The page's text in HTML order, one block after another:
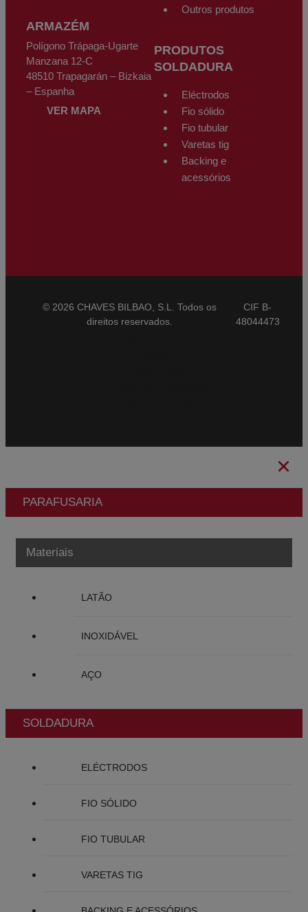
ARMAZÉM
Polígono Trápaga-Ugarte
Manzana 12-C
48510 Trapagarán – Bizkaia
– Espanha
VER MAPA
Outros produtos
PRODUTOS
SOLDADURA
Eléctrodos
Fio sólido
Fio tubular
Varetas tig
Backing e
acessórios
© 2026 CHAVES BILBAO, S.L. Todos os
direitos reservados.
CIF B-
48044473
PARAFUSARIA
Materiais
LATÃO
INOXIDÁVEL
AÇO
SOLDADURA
ELÉCTRODOS
FIO SÓLIDO
FIO TUBULAR
VARETAS TIG